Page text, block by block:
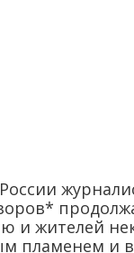
и жителей
пламенем и